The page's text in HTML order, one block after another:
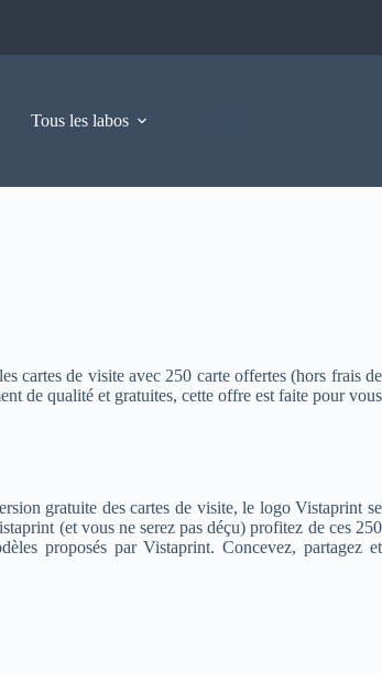
Tous les labos
cartes de visite avec 250 carte offertes (hors frais de
de qualité et gratuites, cette offre est faite pour vous
gratuite des cartes de visite, le logo Vistaprint se
(et vous ne serez pas déçu) profitez de ces 250
proposés par Vistaprint. Concevez, partagez et